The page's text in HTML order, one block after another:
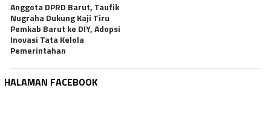
Anggota DPRD Barut, Taufik
Nugraha Dukung Kaji Tiru
Pemkab Barut ke DIY, Adopsi
Inovasi Tata Kelola
Pemerintahan
HALAMAN FACEBOOK